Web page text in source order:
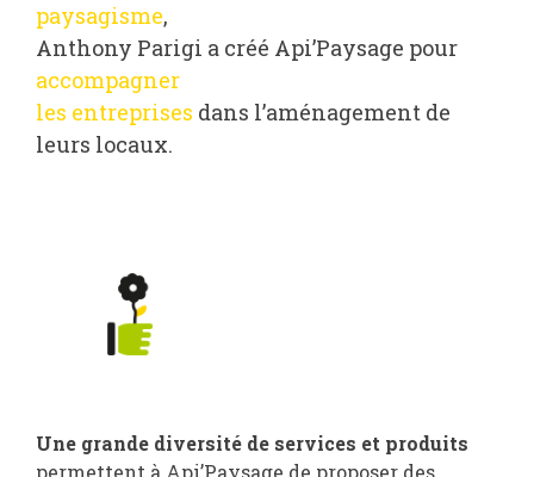
paysagisme,
Anthony Parigi a créé Api’Paysage pour
accompagner
les entreprises dans l’aménagement de
leurs locaux.
Une grande diversité de services et produits
permettent à Api’Paysage de proposer des